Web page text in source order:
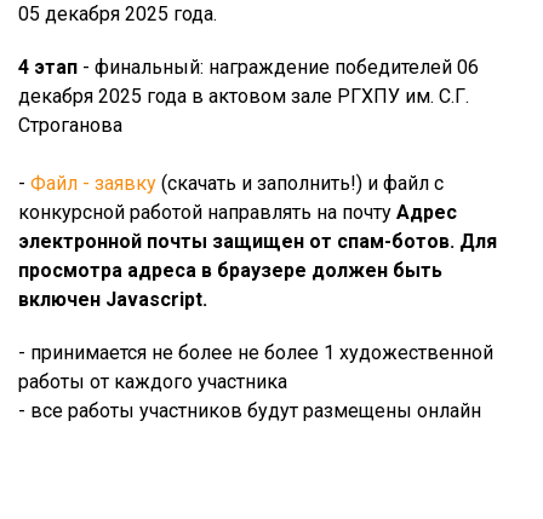
05 декабря 2025 года.
4 этап - финальный: награждение победителей 06
декабря 2025 года в актовом зале РГХПУ им. С.Г.
Строганова
- Файл - заявку (скачать и заполнить!) и файл с
конкурсной работой направлять на почту Адрес
электронной почты защищен от спам-ботов. Для
просмотра адреса в браузере должен быть
включен Javascript.
- принимается не более не более 1 художественной
работы от каждого участника
- все работы участников будут размещены онлайн